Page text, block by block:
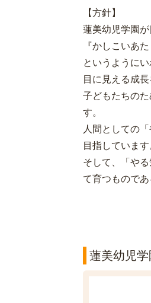
【方針】
蓮美幼児学園
『かしこいあ
というように
目に見える成
子どもたちの
す。
人間としての
目指しています
そして、「や
て育つもので
蓮美幼児